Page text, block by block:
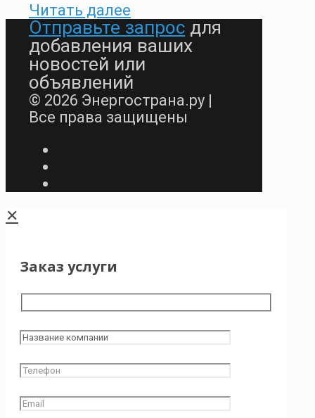
Читать далее
Отправьте запрос для
добавления ваших
новостей или
объявлений
© 2026 Энергострана.ру |
Все права защищены
✕
Заказ услуги